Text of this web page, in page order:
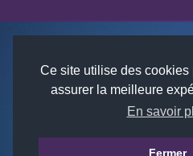
Ce site utilise des cookies
assurer la meilleure
En savoir
Fermer